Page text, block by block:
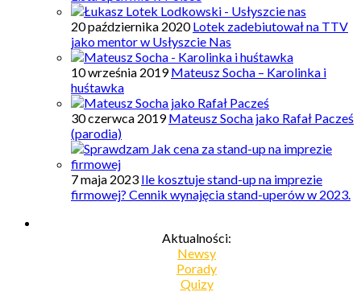
20 października 2020 Lotek zadebiutował na TTV
jako mentor w Usłyszcie Nas
10 września 2019 Mateusz Socha – Karolinka i
huśtawka
30 czerwca 2019 Mateusz Socha jako Rafał Pacześ
(parodia)
7 maja 2023 Ile kosztuje stand-up na imprezie
firmowej? Cennik wynajęcia stand-uperów w 2023.
Aktualności:
Newsy
Porady
Quizy